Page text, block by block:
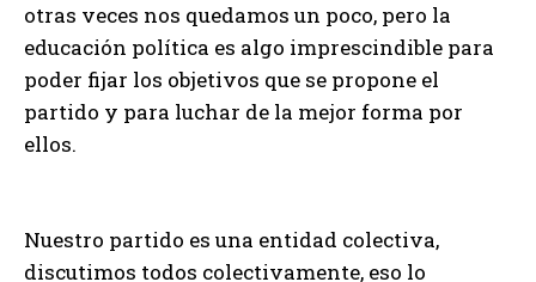
otras veces nos quedamos un poco, pero la
educación política es algo imprescindible para
poder fijar los objetivos que se propone el
partido y para luchar de la mejor forma por
ellos.
Nuestro partido es una entidad colectiva,
discutimos todos colectivamente, eso lo